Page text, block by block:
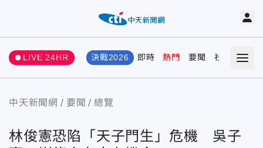
LIVE 24HR 決戰2026 即時 熱門 要聞 社會 娛樂
中天新聞網 要聞 總覽
林俊憲恐陷「天子門生」危機 吳子